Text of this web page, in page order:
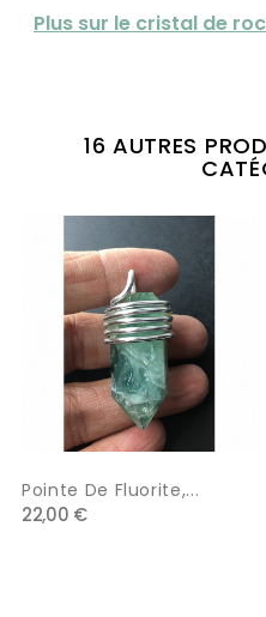
Plus sur le cristal de
16 AUTRES
Pointe De Fluorite,...
22,00 €